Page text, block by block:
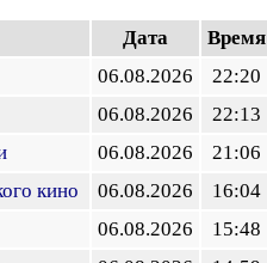
Дата Время
06.08.2026 22:20
06.08.2026 22:13
06.08.2026 21:06
кино 06.08.2026 16:04
06.08.2026 15:48